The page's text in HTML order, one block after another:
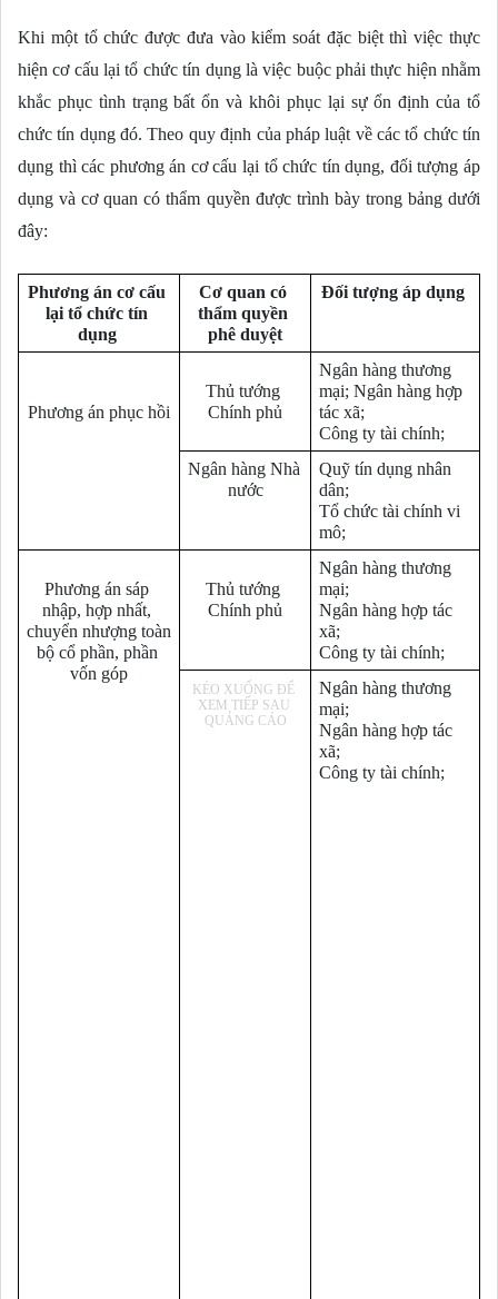
Khi một tổ chức được đưa vào kiểm soát đặc biệt thì việc thực
hiện cơ cấu lại tổ chức tín dụng là việc buộc phải thực hiện nhằm
khắc phục tình trạng bất ổn và khôi phục lại sự ổn định của tổ
chức tín dụng đó. Theo quy định của pháp luật về các tổ chức tín
dụng thì các phương án cơ cấu lại tổ chức tín dụng, đối tượng áp
dụng và cơ quan có thẩm quyền được trình bày trong bảng dưới
đây:
Phương án cơ cấu
lại tổ chức tín
dụng
Cơ quan có
thẩm quyền
phê duyệt
Đối tượng áp dụng
Phương án phục hồi
Thủ tướng
Chính phủ
Ngân hàng thương
mại; Ngân hàng hợp
tác xã;
Công ty tài chính;
Ngân hàng Nhà
nước
Quỹ tín dụng nhân
dân;
Tổ chức tài chính vi
mô;
Phương án sáp
nhập, hợp nhất,
chuyển nhượng toàn
bộ cổ phần, phần
vốn góp
Thủ tướng
Chính phủ
Ngân hàng thương
mại;
Ngân hàng hợp tác
xã;
Công ty tài chính;
Ngân hàng thương
mại;
Ngân hàng hợp tác
xã;
Công ty tài chính;